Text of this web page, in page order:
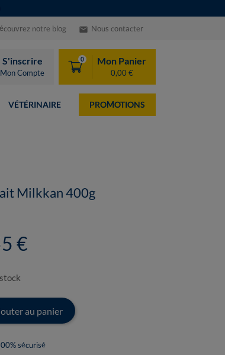
notre blog email Nous contacter
S'inscrire
Mon Compte
0 Mon Panier
0,00 €
VÉTÉRINAIRE PROMOTIONS
Milkkan 400g
€
au panier
sécurisé